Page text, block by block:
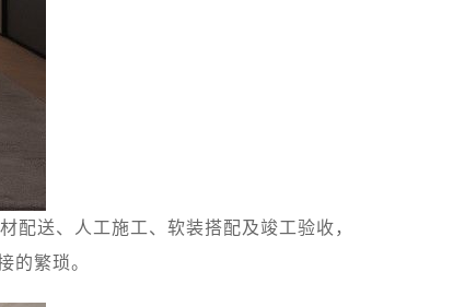
配送、人工施工、软装搭配及竣工验收，
的繁琐。